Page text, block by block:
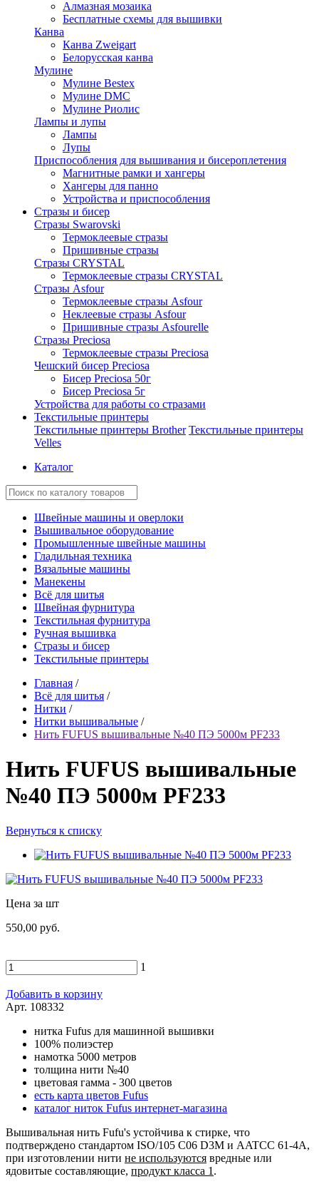
Алмазная мозаика
Бесплатные схемы для вышивки
Канва
Канва Zweigart
Белорусская канва
Мулине
Мулине Bestex
Мулине DMC
Мулине Риолис
Лампы и лупы
Лампы
Лупы
Приспособления для вышивания и бисероплетения
Магнитные рамки и хангеры
Хангеры для панно
Устройства и приспособления
Стразы и бисер
Стразы Swarovski
Термоклеевые стразы
Пришивные стразы
Стразы CRYSTAL
Термоклеевые стразы CRYSTAL
Стразы Asfour
Термоклеевые стразы Asfour
Неклеевые стразы Asfour
Пришивные стразы Asfourelle
Стразы Preciosa
Термоклеевые стразы Preciosa
Чешский бисер Preciosa
Бисер Preciosa 50г
Бисер Preciosa 5г
Устройства для работы со стразами
Текстильные принтеры
Текстильные принтеры Brother Текстильные принтеры
Velles
Каталог
Швейные машины и оверлоки
Вышивальное оборудование
Промышленные швейные машины
Гладильная техника
Вязальные машины
Манекены
Всё для шитья
Швейная фурнитура
Текстильная фурнитура
Ручная вышивка
Стразы и бисер
Текстильные принтеры
Главная /
Всё для шитья /
Нитки /
Нитки вышивальные /
Нить FUFUS вышивальные №40 ПЭ 5000м PF233
Нить FUFUS вышивальные
№40 ПЭ 5000м PF233
Вернуться к списку
Цена за шт
550,00 руб.
1
Добавить в корзину
Арт. 108332
нитка Fufus для машинной вышивки
100% полиэстер
намотка 5000 метров
толщина нити №40
цветовая гамма - 300 цветов
есть карта цветов Fufus
каталог ниток Fufus интернет-магазина
Вышивальная нить Fufu's устойчива к стирке, что
подтверждено стандартом ISO/105 C06 D3M и AATCC 61-4A,
при изготовлении нити не используются вредные или
ядовитые составляющие, продукт класса 1 .